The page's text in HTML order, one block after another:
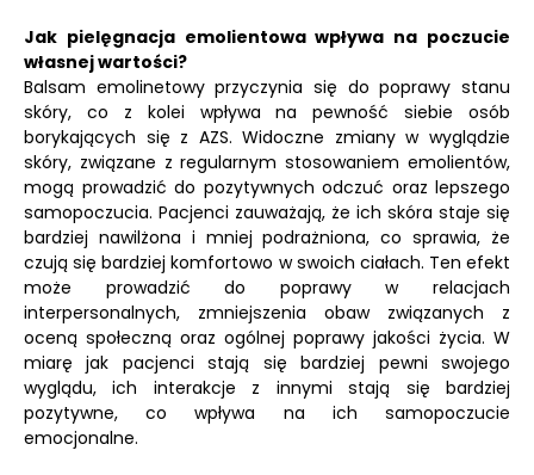
Jak pielęgnacja emolientowa wpływa na poczucie
własnej wartości?
Balsam emolinetowy przyczynia się do poprawy stanu
skóry, co z kolei wpływa na pewność siebie osób
borykających się z AZS. Widoczne zmiany w wyglądzie
skóry, związane z regularnym stosowaniem emolientów,
mogą prowadzić do pozytywnych odczuć oraz lepszego
samopoczucia. Pacjenci zauważają, że ich skóra staje się
bardziej nawilżona i mniej podrażniona, co sprawia, że
czują się bardziej komfortowo w swoich ciałach. Ten efekt
może prowadzić do poprawy w relacjach
interpersonalnych, zmniejszenia obaw związanych z
oceną społeczną oraz ogólnej poprawy jakości życia. W
miarę jak pacjenci stają się bardziej pewni swojego
wyglądu, ich interakcje z innymi stają się bardziej
pozytywne, co wpływa na ich samopoczucie
emocjonalne.